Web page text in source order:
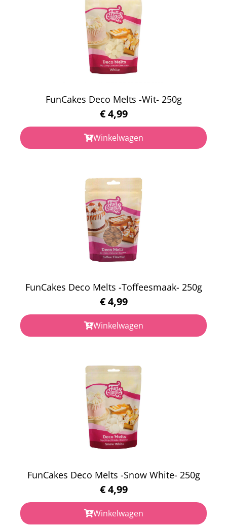
FunCakes Deco Melts -Wit- 250g
€4,99
Winkelwagen
FunCakes Deco Melts -Toffeesmaak- 250g
€4,99
Winkelwagen
FunCakes Deco Melts -Snow White- 250g
€4,99
Winkelwagen